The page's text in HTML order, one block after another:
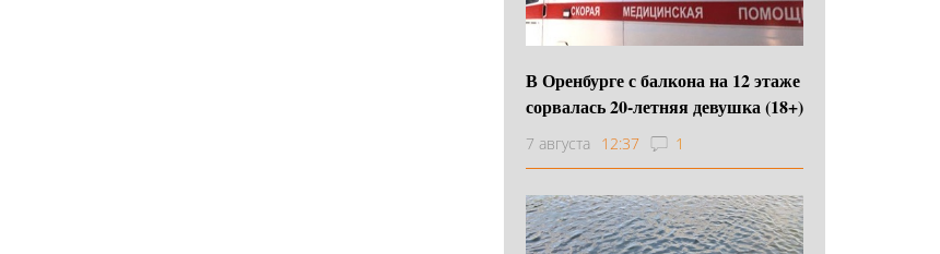
В Оренбурге с балкона на 12 этаже
сорвалась 20-летняя девушка (18+)
7 августа 12:37 1